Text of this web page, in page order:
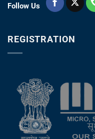
Follow Us
REGISTRATION